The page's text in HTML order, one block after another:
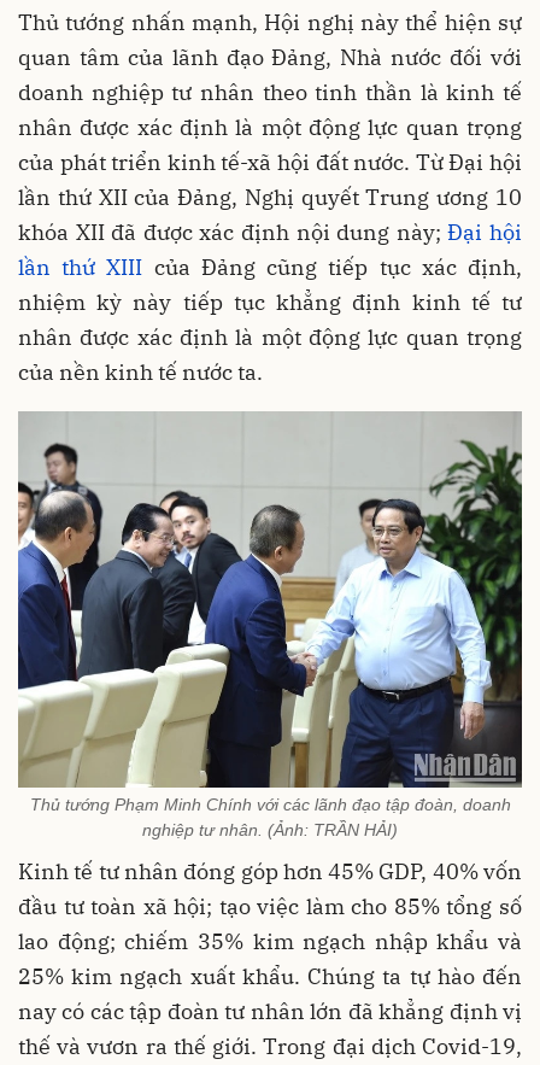
Thủ tướng nhấn mạnh, Hội nghị này thể hiện sự
quan tâm của lãnh đạo Đảng, Nhà nước đối với
doanh nghiệp tư nhân theo tinh thần là kinh tế
nhân được xác định là một động lực quan trọng
của phát triển kinh tế-xã hội đất nước. Từ Đại hội
lần thứ XII của Đảng, Nghị quyết Trung ương 10
khóa XII đã được xác định nội dung này;Đại hội
lần thứ XIII của Đảng cũng tiếp tục xác định,
nhiệm kỳ này tiếp tục khẳng định kinh tế tư
nhân được xác định là một động lực quan trọng
của nền kinh tế nước ta.
Thủ tướng Phạm Minh Chính với các lãnh đạo tập đoàn, doanh
nghiệp tư nhân. (Ảnh: TRẦN HẢI)
Kinh tế tư nhân đóng góp hơn 45% GDP, 40% vốn
đầu tư toàn xã hội; tạo việc làm cho 85% tổng số
lao động; chiếm 35% kim ngạch nhập khẩu và
25% kim ngạch xuất khẩu. Chúng ta tự hào đến
nay có các tập đoàn tư nhân lớn đã khẳng định vị
thế và vươn ra thế giới. Trong đại dịch Covid-19,